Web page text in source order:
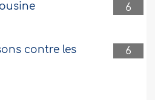
6
6
contre les